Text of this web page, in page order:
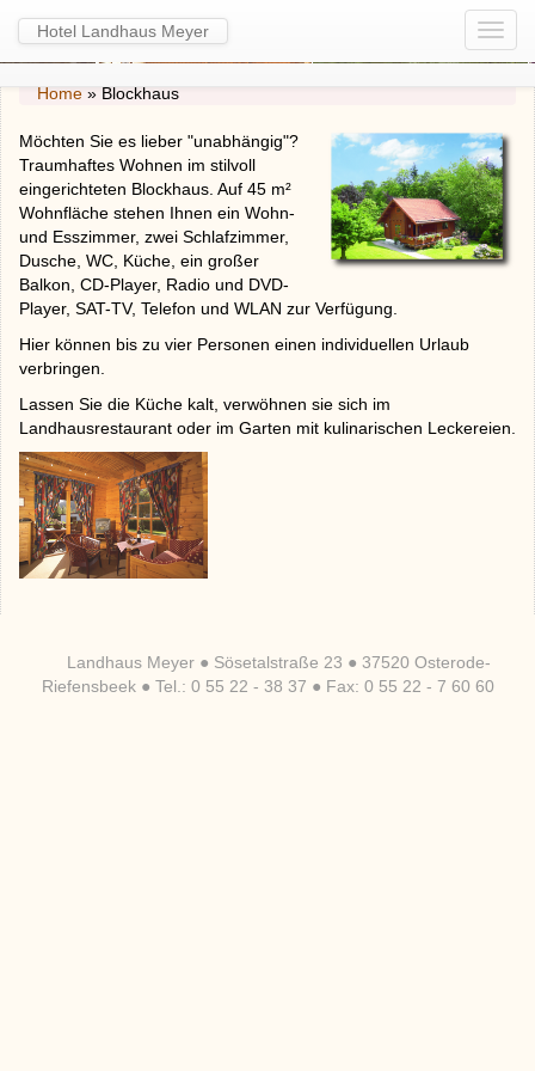
Hotel Landhaus Meyer
Home » Blockhaus
Möchten Sie es lieber "unabhängig"?
Traumhaftes Wohnen im stilvoll
eingerichteten Blockhaus. Auf 45 m²
Wohnfläche stehen Ihnen ein Wohn-
und Esszimmer, zwei Schlafzimmer,
Dusche, WC, Küche, ein großer
Balkon, CD-Player, Radio und DVD-
Player, SAT-TV, Telefon und WLAN zur Verfügung.
Hier können bis zu vier Personen einen individuellen Urlaub
verbringen.
Lassen Sie die Küche kalt, verwöhnen sie sich im
Landhausrestaurant oder im Garten mit kulinarischen Leckereien.
Landhaus Meyer ● Sösetalstraße 23 ● 37520 Osterode-
Riefensbeek ● Tel.: 0 55 22 - 38 37 ● Fax: 0 55 22 - 7 60 60